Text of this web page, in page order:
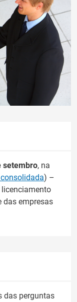
setembro, na
) –
licenciamento
das empresas
das perguntas